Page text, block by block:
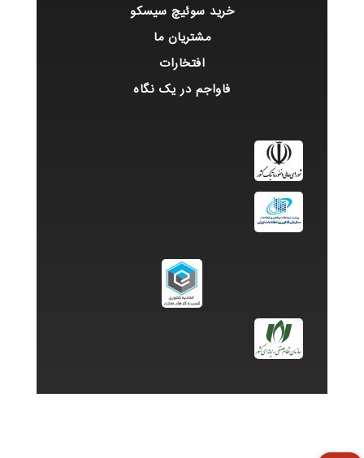
خرید سوئیچ سیسکو
مشتریان ما
افتخارات
فاواجم در یک نگاه